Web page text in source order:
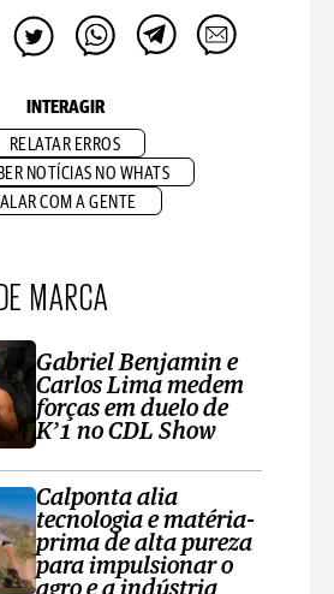
INTERAGIR
RELATAR ERROS
NOTÍCIAS NO WHATS
COM A GENTE
MARCA
Gabriel Benjamin e
Carlos Lima medem
forças em duelo de
K’1 no CDL Show
Calponta alia
tecnologia e matéria-
prima de alta pureza
para impulsionar o